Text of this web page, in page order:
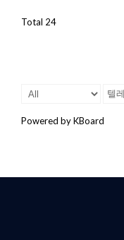
Total 24
Powered by KBoard